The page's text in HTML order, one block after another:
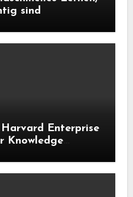
sind
Enterprise
Knowledge